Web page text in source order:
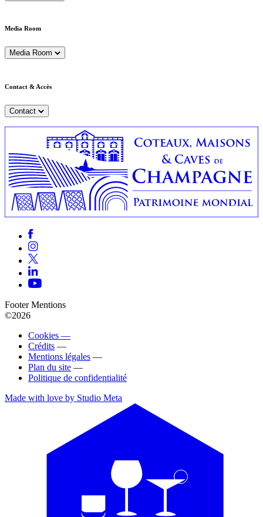
Media Room
Media Room
Contact & Accès
Contact
Footer Mentions
©2026
Cookies —
Crédits —
Mentions légales —
Plan du site —
Politique de confidentialité
Made with love by Studio Meta